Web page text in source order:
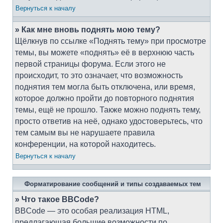
Вернуться к началу
» Как мне вновь поднять мою тему?
Щёлкнув по ссылке «Поднять тему» при просмотре
темы, вы можете «поднять» её в верхнюю часть
первой страницы форума. Если этого не
происходит, то это означает, что возможность
поднятия тем могла быть отключена, или время,
которое должно пройти до повторного поднятия
темы, ещё не прошло. Также можно поднять тему,
просто ответив на неё, однако удостоверьтесь, что
тем самым вы не нарушаете правила
конференции, на которой находитесь.
Вернуться к началу
Форматирование сообщений и типы создаваемых тем
» Что такое BBCode?
BBCode — это особая реализация HTML,